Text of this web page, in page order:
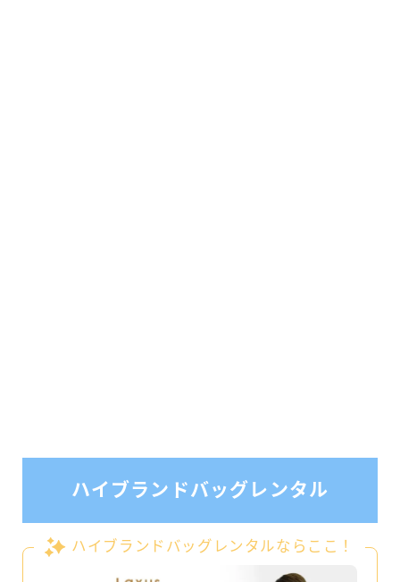
ハイブランドバッグレンタル
ハイブランドバッグレンタルならここ！